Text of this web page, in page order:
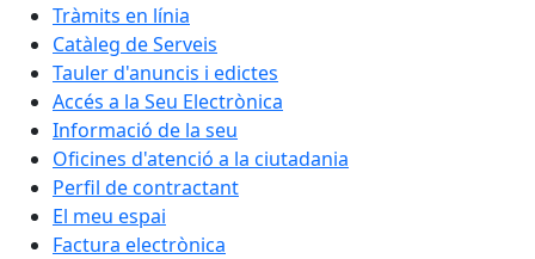
Tràmits en línia
Catàleg de Serveis
Tauler d'anuncis i edictes
Accés a la Seu Electrònica
Informació de la seu
Oficines d'atenció a la ciutadania
Perfil de contractant
El meu espai
Factura electrònica